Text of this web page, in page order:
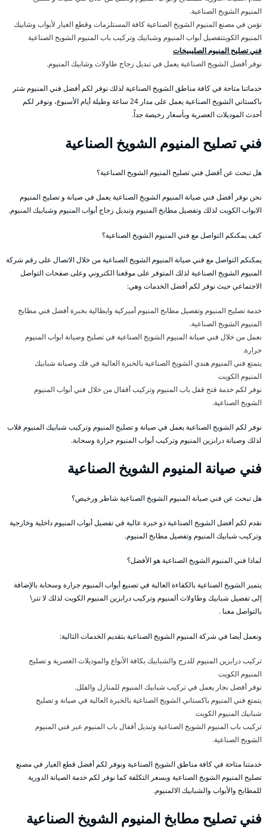
المنيوم الشويخ الصناعية.
نؤمن في مصنع المنيوم الشويخ الصناعية كافة المستلزمات وقطع الغيار لأبواب وشابيك
المنيوم الكويتتفصيل أبواب المنيوم وشبابيك وتركيب باب المنيوم الشويخ الصناعية
فني تصليح المنيوم الصليبيخات
نوفر أفضل الشويخ الصناعية يعمل في تبديل زجاج طاولات وشابيك المنيوم.
خدماتنا متاحة في كافة مناطق الشويخ الصناعية لذلك نوفر لكم أفضل فني المنيوم شتر
باكستاني الشويخ الصناعية يعمل على مدار 24 ساعة وطيلة أيام الأسبوع، ونوفر لكم
أحدث الموديلات العصرية وبأسعار رخيصة جداً.
فني تصليح المنيوم الشويخ الصناعية
هل تبحث عن أفضل فني تصليح المنيوم الشويخ الصناعية؟
نحن نوفر أفضل فني صيانة المنيوم الشويخ الصناعية يعمل في صيانة و تصليح المنيوم
الابواب الكويت لذلك وتفصيل مطابخ المنيوم وتبديل زجاج أبواب المنيوم وشبابيك المنيوم.
كيف يمكنكم التواصل مع فني المنيوم الشويخ الصناعية؟
يمكنكم التواصل مع فني صيانة المنيوم الشويخ الصناعية من خلال الاتصال على رقم شركة
المنيوم الشويخ الصناعية لذلك المتوفر على موقعنا الكتروني وعلى صفحات التواصل
الاجتماعي حيث نوفر لكم أفضل الخدمات وهي:
خدمة تصليح المنيوم وتفصيل مطابخ المنيوم أميركية وايطالية بخبرة أفضل فني مطابخ
المنيوم الشويخ الصناعية.
نعمل من خلال فني صيانة المنيوم الشويخ الصناعية في تصليح وصيانة ابواب المنيوم
جرارة.
يتمتع فني المنيوم هندي الشويخ الصناعية بالخبرة العالية في فك وصيانة شبابيك
المنيوم الكويت
نوفر لكم خدمة فتح قفل باب المنيوم وتركيب أقفال من خلال فني أبواب المنيوم
الشويخ الصناعية.
نوفر لكم الشويخ الصناعية يعمل في صيانة و تصليح المنيوم وتركيب شبابيك المنيوم قلاب
لذلك وصيانة درابزين المنيوم وتركيب أبواب المنيوم جرارة وسحابة.
فني صيانة المنيوم الشويخ الصناعية
هل تبحث عن فني صيانة المنيوم الشويخ الصناعية شاطر ورخيص؟
نقدم لكم أفضل الشويخ الصناعية ذو خبرة عالية في تفصيل أبواب المنيوم داخلية وخارجية
وتركيب شبابيك المنيوم وتفصيل مطابخ المنيوم.
لماذا فني المنيوم الشويخ الصناعية هو الأفضل؟
يتميز الشويخ الصناعية بالكفاءة العالية في تصنيع أبواب المنيوم جرارة وسحابة بالإضافة
إلى تفصيل شبابيك وطاولات ألمنيوم وتركيب درابزين المنيوم الكويت لذلك لا تتر\
بالتواصل معنا .
ونعمل أيضا في شركة المنيوم الشويخ الصناعية بتقديم الخدمات التالية:
تركيب درابزين المنيوم للدرج والشبابيك بكافة الأنواع والموديلات العصرية و تصليح
المنيوم الكويت
نوفر أفضل نجار يعمل في تركيب شبابيك المنيوم للمنازل والفلل.
يتمتع فني المنيوم باكستاني الشويخ الصناعية بالخبرة العالية في صيانة و تصليح
شبابيك المنيوم الكويت
تركيب باب المنيوم الشويخ الصناعية وتبديل أقفال باب المنيوم عبر فني المنيوم
الشويخ الصناعية.
خدمتنا متاحة في كافة مناطق الشويخ الصناعية ونوفر لكم أفضل قطع الغيار في مصنع
تصليح المنيوم الشويخ الصناعية وبسعر التكلفة كما نوفر لكم خدمة الصيانة الدورية
للمطابخ والأبواب والشبابيك الالمنيوم.
فني تصليح مطابخ المنيوم الشويخ الصناعية